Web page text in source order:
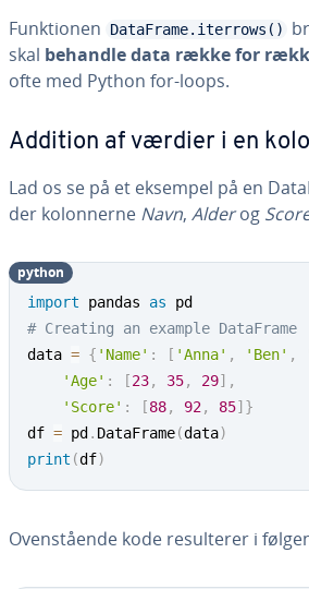
Funk­tio­nen DataFrame.iterrows()
skal behandle data række for
ofte med Python for-loops.
Addition af værdier i en
Lad os se på et eksempel på en
der ko­lon­ner­ne Navn, Alderog
import pandas as
# Creating an example DataFrame
data = { 'Name' : [ 'Anna' , 'Ben' ,
'Age' : [23, 35, 29] ,
'Score' : [88, 92, 85] }
df = pd . DataFrame(data)
print (df)
python
Oven­stå­en­de kode re­sul­te­rer i